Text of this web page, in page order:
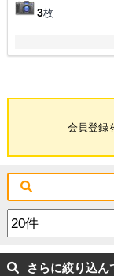
3枚
会員登録
さらに絞り込ん